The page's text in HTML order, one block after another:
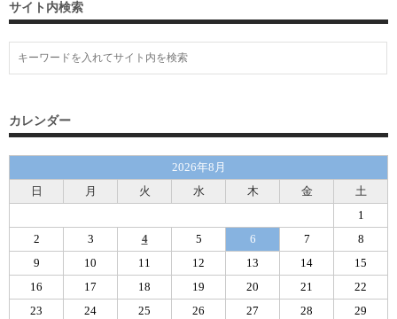
サイト内検索
カレンダー
2026年8月
日
月 火 水 木 金 土
1
2
3 4 5 6 7
8
9
10 11 12 13 14
15
16
17 18 19 20 21
22
23
24 25 26 27 28
29